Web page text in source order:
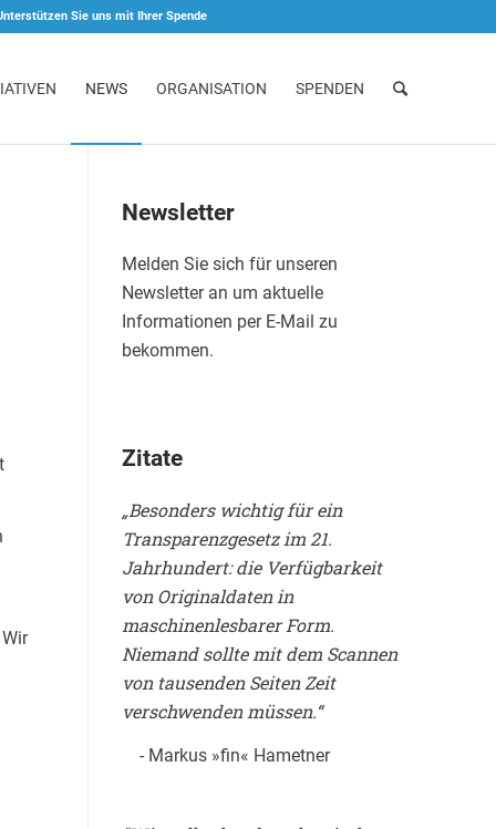
Sie uns mit Ihrer Spende
NEWS ORGANISATION SPENDEN
Newsletter
Melden Sie sich für unseren
Newsletter an um aktuelle
Informationen per E-Mail zu
bekommen.
Zitate
„Besonders wichtig für ein
Transparenzgesetz im 21.
Jahrhundert: die Verfügbarkeit
von Originaldaten in
maschinenlesbarer Form.
Niemand sollte mit dem Scannen
von tausenden Seiten Zeit
verschwenden müssen.“
- Markus »fin« Hametner